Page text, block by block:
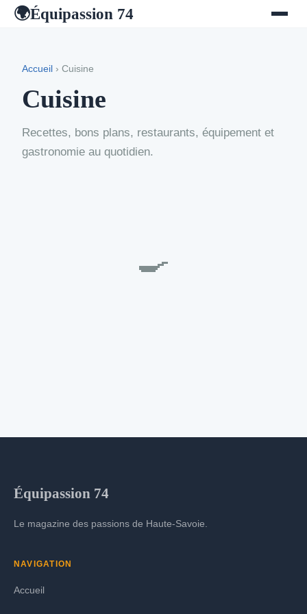
🌍Équipassion 74
Accueil › Cuisine
Cuisine
Recettes, bons plans, restaurants, équipement et
gastronomie au quotidien.
🍳
Équipassion 74
Le magazine des passions de Haute-Savoie.
NAVIGATION
Accueil